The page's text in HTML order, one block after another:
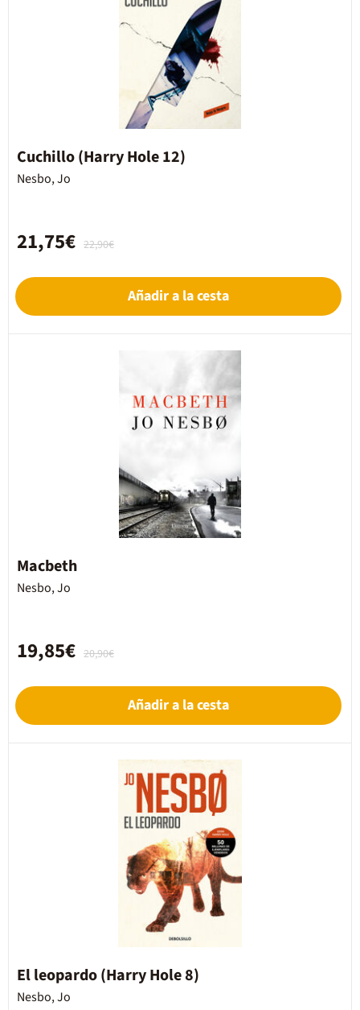
Cuchillo (Harry Hole 12)
Nesbo, Jo
22,90€
21,75€
Añadir a la cesta
Macbeth
Nesbo, Jo
20,90€
19,85€
Añadir a la cesta
El leopardo (Harry Hole 8)
Nesbo, Jo